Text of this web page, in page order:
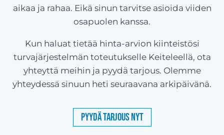
aikaa ja rahaa. Eikä sinun tarvitse asioida viiden
osapuolen kanssa.
Kun haluat tietää hinta-arvion kiinteistösi
turvajärjestelmän toteutukselle Keiteleellä, ota
yhteyttä meihin ja pyydä tarjous. Olemme
yhteydessä sinuun heti seuraavana arkipäivänä.
Pyydä tarjous nyt